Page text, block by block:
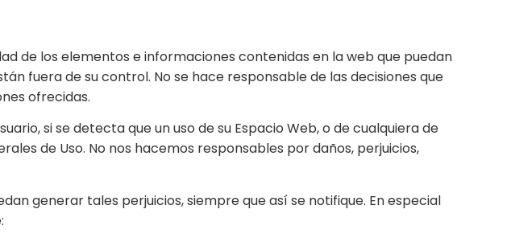
de los elementos e informaciones contenidas en la web que puedan
fuera de su control. No se hace responsable de las decisiones que
ofrecidas.
si se detecta que un uso de su Espacio Web, o de cualquiera de
de Uso. No nos hacemos responsables por daños, perjuicios,
generar tales perjuicios, siempre que así se notifique. En especial